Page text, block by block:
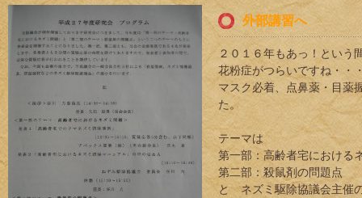
外部講習へ
２０１６年もあっ！という
花粉症がつらいですね・・
マスク必着、点鼻薬・目薬
た。
テーマは
第一部：高齢者宅における
第二部：殺鼠剤の問題点
と ネズミ駆除協議会主催